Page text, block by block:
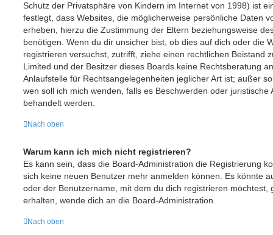
Schutz der Privatsphäre von Kindern im Internet von 1998) ist
festlegt, dass Websites, die möglicherweise persönliche Daten
erheben, hierzu die Zustimmung der Eltern beziehungsweise
benötigen. Wenn du dir unsicher bist, ob dies auf dich oder die
registrieren versuchst, zutrifft, ziehe einen rechtlichen Beistand
Limited und der Besitzer dieses Boards keine Rechtsberatung
Anlaufstelle für Rechtsangelegenheiten jeglicher Art ist; außer
wen soll ich mich wenden, falls es Beschwerden oder juristische
behandelt werden.
Nach oben
Warum kann ich mich nicht registrieren?
Es kann sein, dass die Board-Administration die Registrierung
sich keine neuen Benutzer mehr anmelden können. Es könnte
oder der Benutzername, mit dem du dich registrieren möchtest,
erhalten, wende dich an die Board-Administration.
Nach oben